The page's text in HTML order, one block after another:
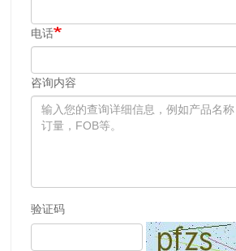
电话
咨询内容
验证码